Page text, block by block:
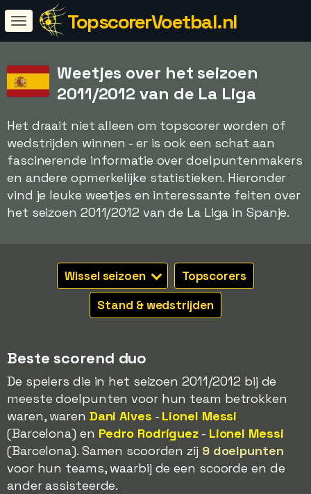
TopscorerVoetbal.nl
Weetjes over het seizoen
2011/2012 van de La Liga
Het draait niet alleen om topscorer worden of
wedstrijden winnen - er is ook een schat aan
fascinerende informatie over doelpuntenmakers
en andere opmerkelijke statistieken. Hieronder
vind je leuke weetjes en interessante feiten over
het seizoen 2011/2012 van de La Liga in Spanje.
Wissel seizoen
Topscorers
Stand & wedstrijden
Beste scorend duo
De spelers die in het seizoen 2011/2012 bij de
meeste doelpunten voor hun team betrokken
waren, waren Dani Alves - Lionel Messi
(Barcelona) en Pedro Rodríguez - Lionel Messi
(Barcelona). Samen scoorden zij 9 doelpunten
voor hun teams, waarbij de een scoorde en de
ander assisteerde.